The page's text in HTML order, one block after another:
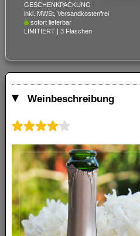
GESCHENKPACKUNG
inkl. MWSt, Versandkostenfrei
sofort lieferbar
LIMITIERT | 3 Flaschen
Weinbeschreibung